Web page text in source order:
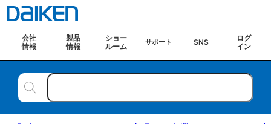
会社
情報
製品
情報
ショー
ルーム
サポート SNS
ログ
イン